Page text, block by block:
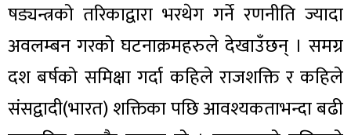
षड्यन्त्रको तरिकाद्वारा भरथेग गर्ने रणनीति ज्यादा
अवलम्बन गरको घटनाक्रमहरुले देखाउँछन् । समग्र
दश बर्षको समिक्षा गर्दा कहिले राजशक्ति र कहिले
संसद्वादी(भारत) शक्तिका पछि आवश्यकताभन्दा बढी